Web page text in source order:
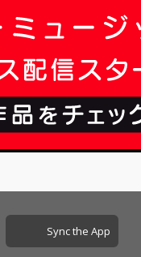
Sync the App